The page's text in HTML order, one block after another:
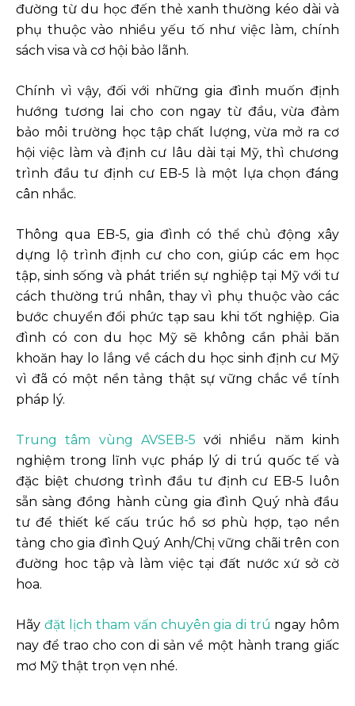
đường từ du học đến thẻ xanh thường kéo dài và
phụ thuộc vào nhiều yếu tố như việc làm, chính
sách visa và cơ hội bảo lãnh.
Chính vì vậy, đối với những gia đình muốn định
hướng tương lai cho con ngay từ đầu, vừa đảm
bảo môi trường học tập chất lượng, vừa mở ra cơ
hội việc làm và định cư lâu dài tại Mỹ, thì chương
trình đầu tư định cư EB-5 là một lựa chọn đáng
cân nhắc.
Thông qua EB-5, gia đình có thể chủ động xây
dựng lộ trình định cư cho con, giúp các em học
tập, sinh sống và phát triển sự nghiệp tại Mỹ với tư
cách thường trú nhân, thay vì phụ thuộc vào các
bước chuyển đổi phức tạp sau khi tốt nghiệp. Gia
đình có con du học Mỹ sẽ không cần phải băn
khoăn hay lo lắng về cách du học sinh định cư Mỹ
vì đã có một nền tảng thật sự vững chắc về tính
pháp lý.
Trung tâm vùng AVSEB-5 với nhiều năm kinh
nghiệm trong lĩnh vực pháp lý di trú quốc tế và
đặc biệt chương trình đầu tư định cư EB-5 luôn
sẵn sàng đồng hành cùng gia đình Quý nhà đầu
tư để thiết kế cấu trúc hồ sơ phù hợp, tạo nền
tảng cho gia đình Quý Anh/Chị vững chãi trên con
đường hoc tập và làm việc tại đất nước xứ sở cờ
hoa.
Hãy đặt lịch tham vấn chuyên gia di trú ngay hôm
nay để trao cho con di sản về một hành trang giấc
mơ Mỹ thật trọn vẹn nhé.